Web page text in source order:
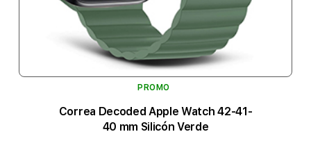
PROMO
Correa Decoded Apple Watch 42-41-
40 mm Silicón Verde